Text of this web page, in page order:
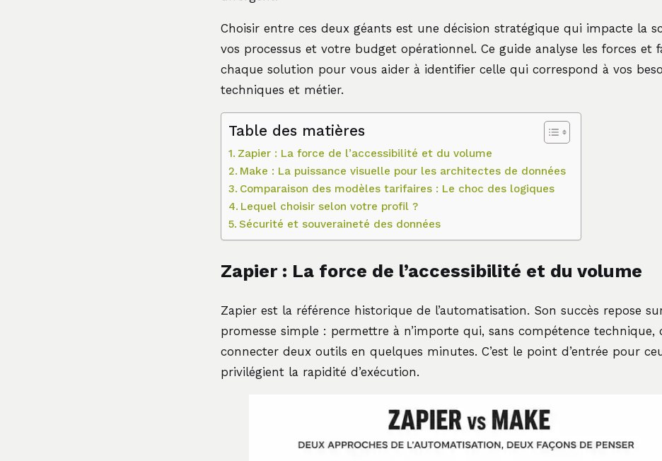
Choisir entre ces deux géants est une décision stratégique qui impacte la
vos processus et votre budget opérationnel. Ce guide analyse les forces et
chaque solution pour vous aider à identifier celle qui correspond à vos
techniques et métier.
Table des matières
Zapier : La force de l’accessibilité et du volume
Make : La puissance visuelle pour les architectes de données
Comparaison des modèles tarifaires : Le choc des logiques
Lequel choisir selon votre profil ?
Sécurité et souveraineté des données
Zapier : La force de l’accessibilité et du volume
Zapier est la référence historique de l’automatisation. Son succès repose
promesse simple : permettre à n’importe qui, sans compétence technique,
connecter deux outils en quelques minutes. C’est le point d’entrée pour
privilégient la rapidité d’exécution.